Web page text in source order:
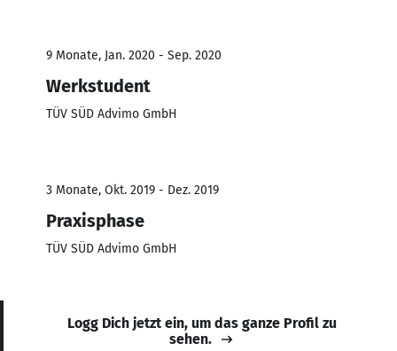
9 Monate, Jan. 2020 - Sep. 2020
Werkstudent
TÜV SÜD Advimo GmbH
3 Monate, Okt. 2019 - Dez. 2019
Praxisphase
TÜV SÜD Advimo GmbH
Logg Dich jetzt ein, um das ganze Profil zu
sehen.